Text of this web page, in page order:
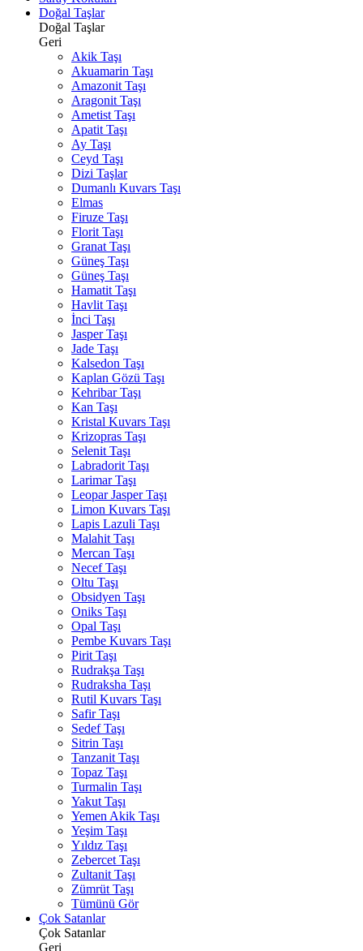
Doğal Taşlar
Doğal Taşlar
Geri
Akik Taşı
Akuamarin Taşı
Amazonit Taşı
Aragonit Taşı
Ametist Taşı
Apatit Taşı
Ay Taşı
Ceyd Taşı
Dizi Taşlar
Dumanlı Kuvars Taşı
Elmas
Firuze Taşı
Florit Taşı
Granat Taşı
Güneş Taşı
Güneş Taşı
Hamatit Taşı
Havlit Taşı
İnci Taşı
Jasper Taşı
Jade Taşı
Kalsedon Taşı
Kaplan Gözü Taşı
Kehribar Taşı
Kan Taşı
Kristal Kuvars Taşı
Krizopras Taşı
Selenit Taşı
Labradorit Taşı
Larimar Taşı
Leopar Jasper Taşı
Limon Kuvars Taşı
Lapis Lazuli Taşı
Malahit Taşı
Mercan Taşı
Necef Taşı
Oltu Taşı
Obsidyen Taşı
Oniks Taşı
Opal Taşı
Pembe Kuvars Taşı
Pirit Taşı
Rudrakşa Taşı
Rudraksha Taşı
Rutil Kuvars Taşı
Safir Taşı
Sedef Taşı
Sitrin Taşı
Tanzanit Taşı
Topaz Taşı
Turmalin Taşı
Yakut Taşı
Yemen Akik Taşı
Yeşim Taşı
Yıldız Taşı
Zebercet Taşı
Zultanit Taşı
Zümrüt Taşı
Tümünü Gör
Çok Satanlar
Çok Satanlar
Geri